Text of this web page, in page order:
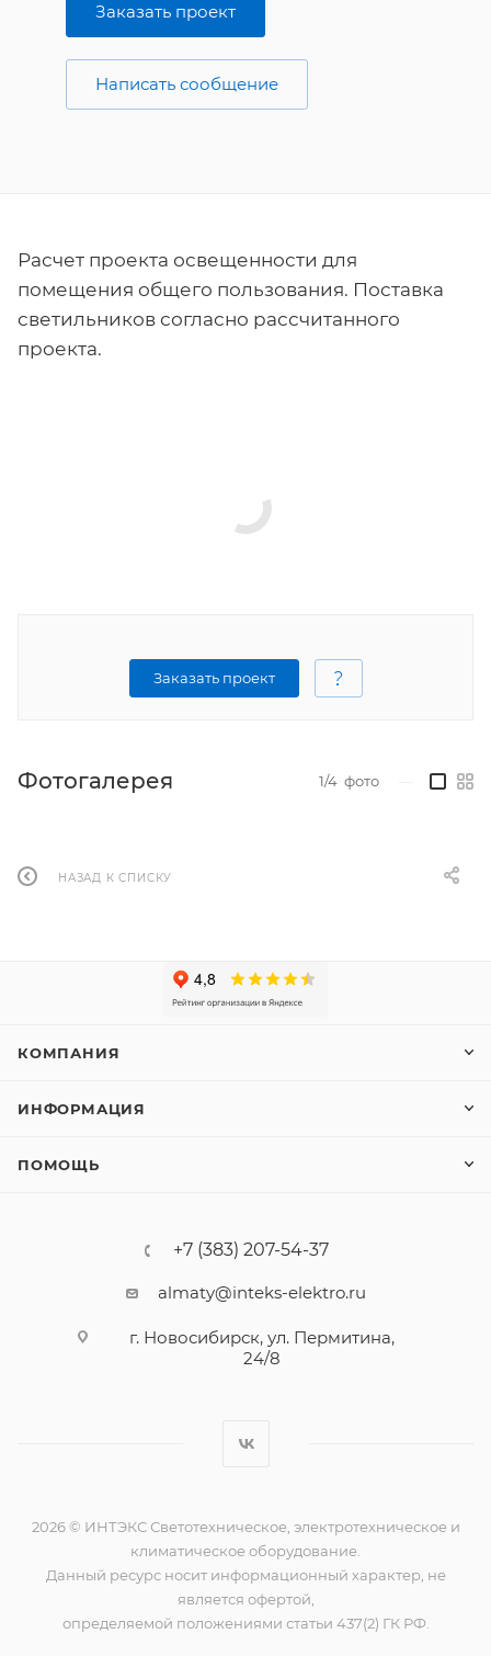
Заказать проект
Написать сообщение
Расчет проекта освещенности для
помещения общего пользования. Поставка
светильников согласно рассчитанного
проекта.
Заказать проект
Фотогалерея 1/4 фото
НАЗАД К СПИСКУ
КОМПАНИЯ
ИНФОРМАЦИЯ
ПОМОЩЬ
+7 (383) 207-54-37
almaty@inteks-elektro.ru
г. Новосибирск, ул. Пермитина,
24/8
2026 © ИНТЭКС Светотехническое, электротехническое и
климатическое оборудование.
Данный ресурс носит информационный характер, не
является офертой,
определяемой положениями статьи 437(2) ГК РФ.